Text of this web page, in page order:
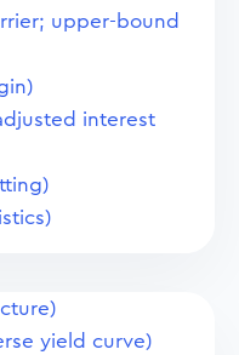
upper-bound
interest
yield curve)